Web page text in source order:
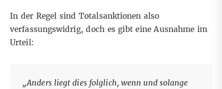
In der Regel sind Totalsanktionen also
verfassungswidrig, doch es gibt eine Ausnahme im
Urteil:
„Anders liegt dies folglich, wenn und solange